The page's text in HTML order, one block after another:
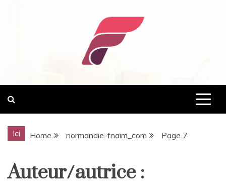
normandie-fnaim.com
Ici Home normandie-fnaim_com Page 7
Auteur/autrice :